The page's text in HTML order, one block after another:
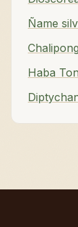
Ñame
Haba